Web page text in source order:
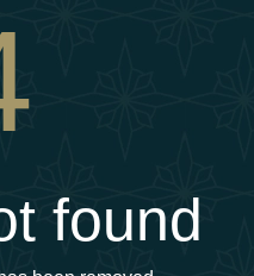
found